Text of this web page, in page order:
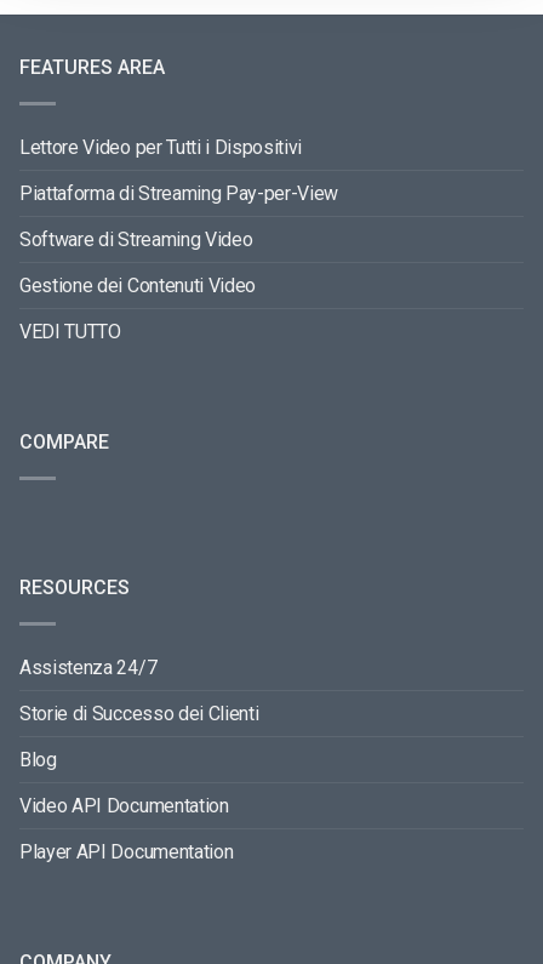
FEATURES AREA
Lettore Video per Tutti i Dispositivi
Piattaforma di Streaming Pay-per-View
Software di Streaming Video
Gestione dei Contenuti Video
VEDI TUTTO
COMPARE
RESOURCES
Assistenza 24/7
Storie di Successo dei Clienti
Blog
Video API Documentation
Player API Documentation